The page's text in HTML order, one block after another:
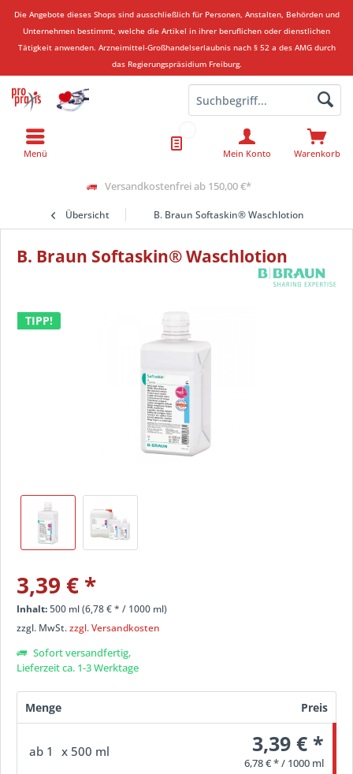
Die Angebote dieses Shops sind ausschließlich für Personen, Anstalten, Behörden und
Unternehmen bestimmt, welche die Artikel in ihrer beruflichen oder dienstlichen
Tätigkeit anwenden. Arzneimittel-Großhandelserlaubnis nach § 52 a des AMG durch
das Regierungspräsidium Freiburg.
Versandkostenfrei ab 150,00 €*
Warenkorb
Mein Konto
Menü
Übersicht B. Braun Softaskin® Waschlotion
B. Braun Softaskin® Waschlotion
TIPP!
3,39 € *
Inhalt:500 ml (6,78 €* / 1000 ml)
zzgl. MwSt.zzgl. Versandkosten
Sofort versandfertig,
Lieferzeit ca. 1-3 Werktage
Menge Preis
ab 1 x 500 ml 3,39 € *
6,78 € * / 1000 ml